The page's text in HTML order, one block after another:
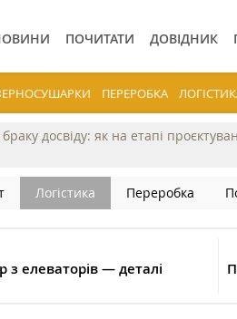
ПОЧИТАТИ ДОВІДНИК
ПЕРЕРОБКА
досвіду: як на етапі
Логістика Переробка
з елеваторів — деталі